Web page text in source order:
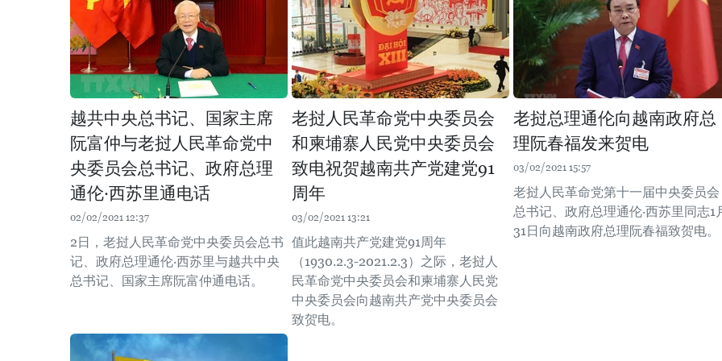
越共中央总书记、国家主席
阮富仲与老挝人民革命党中
央委员会总书记、政府总理
通伦·西苏里通电话
02/02/2021 12:37
2日，老挝人民革命党中央委员会总书
记、政府总理通伦·西苏里与越共中央
总书记、国家主席阮富仲通电话。
老挝人民革命党中央委员会
和柬埔寨人民党中央委员会
致电祝贺越南共产党建党91
周年
03/02/2021 13:21
值此越南共产党建党91周年
（1930.2.3-2021.2.3）之际，老挝人
民革命党中央委员会和柬埔寨人民党
中央委员会向越南共产党中央委员会
致贺电。
老挝总理通伦向越南政府总
理阮春福发来贺电
03/02/2021 15:57
老挝人民革命党第十一届中央委员会
总书记、政府总理通伦·西苏里同志1
31日向越南政府总理阮春福致贺电。